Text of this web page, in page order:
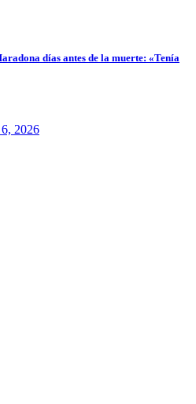
días antes de la muerte: «Tenía
2026